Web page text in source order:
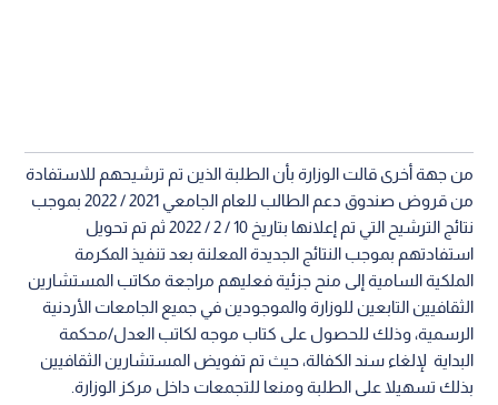
من جهة أخرى قالت الوزارة بأن الطلبة الذين تم ترشيحهم للاستفادة
من قروض صندوق دعم الطالب للعام الجامعي 2021 / 2022 بموجب
نتائج الترشيح التي تم إعلانها بتاريخ 10 / 2 / 2022 ثم تم تحويل
استفادتهم بموجب النتائج الجديدة المعلنة بعد تنفيذ المكرمة
الملكية السامية إلى منح جزئية فعليهم مراجعة مكاتب المستشارين
الثقافيين التابعين للوزارة والموجودين في جميع الجامعات الأردنية
الرسمية، وذلك للحصول على كتاب موجه لكاتب العدل/محكمة
البداية لإلغاء سند الكفالة، حيث تم تفويض المستشارين الثقافيين
بذلك تسهيلا على الطلبة ومنعا للتجمعات داخل مركز الوزارة.